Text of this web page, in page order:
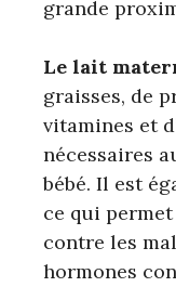
grande
Le lait
graisses, de
vitamines et
nécessaires
bébé. Il est
ce qui permet
contre les
hormones